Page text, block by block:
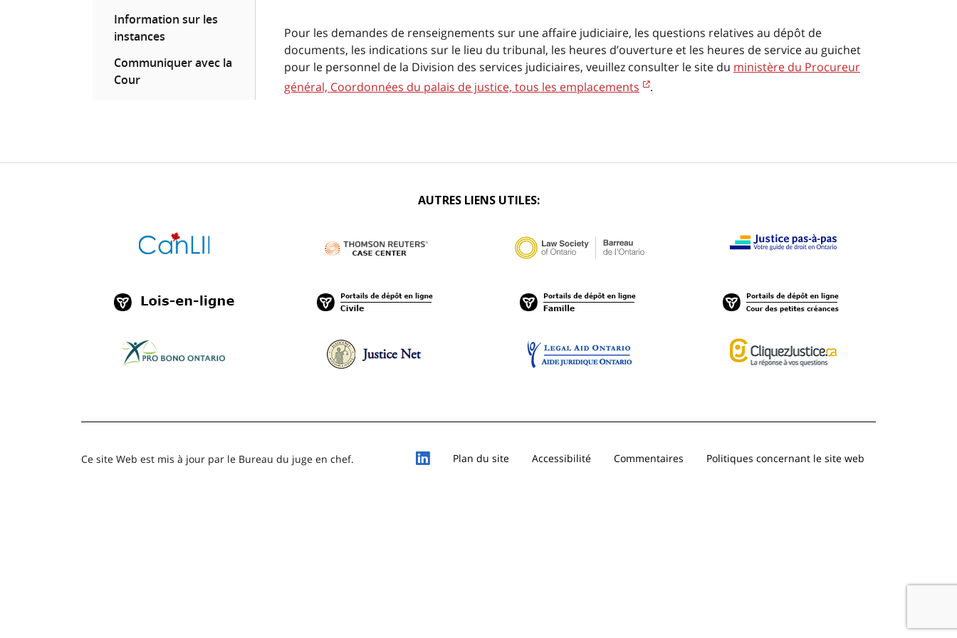
Information sur les
instances
Communiquer avec la
Cour
Pour les demandes de renseignements sur une affaire judiciaire, les questions relatives au dépôt de
documents, les indications sur le lieu du tribunal, les heures d’ouverture et les heures de service au guichet
pour le personnel de la Division des services judiciaires, veuillez consulter le site du ministère du Procureur
général, Coordonnées du palais de justice, tous les emplacements
.
AUTRES LIENS UTILES:
Ce site Web est mis à jour par le Bureau du juge en chef. Plan du site Accessibilité Commentaires Politiques concernant le site web